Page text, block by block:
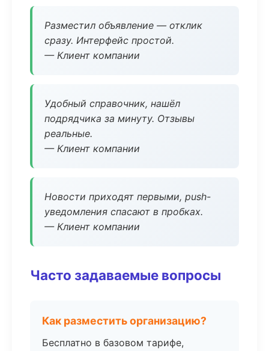
Разместил объявление — отклик
сразу. Интерфейс простой.
— Клиент компании
Удобный справочник, нашёл
подрядчика за минуту. Отзывы
реальные.
— Клиент компании
Новости приходят первыми, push-
уведомления спасают в пробках.
— Клиент компании
Часто задаваемые вопросы
Как разместить организацию?
Бесплатно в базовом тарифе,